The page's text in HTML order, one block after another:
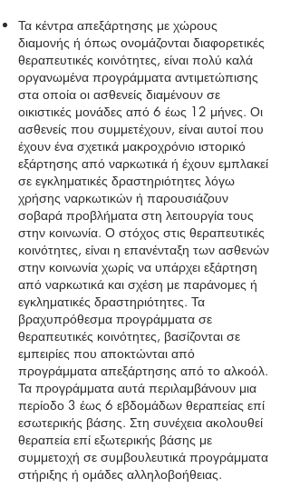
Τα κέντρα απεξάρτησης με χώρους
διαμονής ή όπως ονομάζονται διαφορετικές
θεραπευτικές κοινότητες, είναι πολύ καλά
οργανωμένα προγράμματα αντιμετώπισης
στα οποία οι ασθενείς διαμένουν σε
οικιστικές μονάδες από 6 έως 12 μήνες. Οι
ασθενείς που συμμετέχουν, είναι αυτοί που
έχουν ένα σχετικά μακροχρόνιο ιστορικό
εξάρτησης από ναρκωτικά ή έχουν εμπλακεί
σε εγκληματικές δραστηριότητες λόγω
χρήσης ναρκωτικών ή παρουσιάζουν
σοβαρά προβλήματα στη λειτουργία τους
στην κοινωνία. Ο στόχος στις θεραπευτικές
κοινότητες, είναι η επανένταξη των ασθενών
στην κοινωνία χωρίς να υπάρχει εξάρτηση
από ναρκωτικά και σχέση με παράνομες ή
εγκληματικές δραστηριότητες. Τα
βραχυπρόθεσμα προγράμματα σε
θεραπευτικές κοινότητες, βασίζονται σε
εμπειρίες που αποκτώνται από
προγράμματα απεξάρτησης από το αλκοόλ.
Τα προγράμματα αυτά περιλαμβάνουν μια
περίοδο 3 έως 6 εβδομάδων θεραπείας επί
εσωτερικής βάσης. Στη συνέχεια ακολουθεί
θεραπεία επί εξωτερικής βάσης με
συμμετοχή σε συμβουλευτικά προγράμματα
στήριξης ή ομάδες αλληλοβοήθειας.